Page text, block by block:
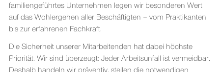
familiengeführtes Unternehmen legen wir besonderen Wert
auf das Wohlergehen aller Beschäftigten – vom Praktikanten
bis zur erfahrenen Fachkraft.
Die Sicherheit unserer Mitarbeitenden hat dabei höchste
Priorität. Wir sind überzeugt: Jeder Arbeitsunfall ist vermeidbar.
Deshalb handeln wir präventiv, stellen die notwendigen